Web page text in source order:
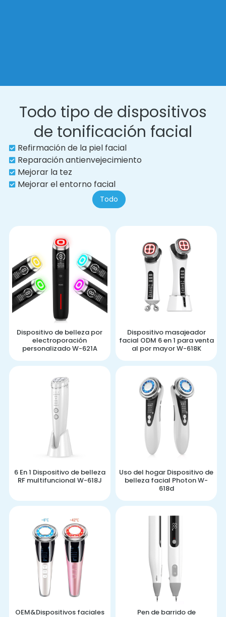
Todo tipo de dispositivos
de tonificación facial
Refirmación de la piel facial
Reparación antienvejecimiento
Mejorar la tez
Mejorar el entorno facial
Todo
Dispositivo de belleza por
electroporación
personalizado W-621A
Dispositivo masajeador
facial ODM 6 en 1 para venta
al por mayor W-618K
6 En 1 Dispositivo de belleza
RF multifuncional W-618J
Uso del hogar Dispositivo de
belleza facial Photon W-
618d
OEM&Dispositivos faciales
Pen de barrido de